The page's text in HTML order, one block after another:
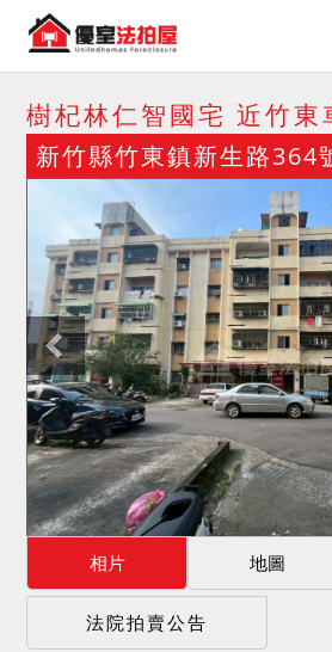
樹杞林仁智國宅 近竹東
新竹縣竹東鎮新生路364
相片 地圖
法院拍賣公告